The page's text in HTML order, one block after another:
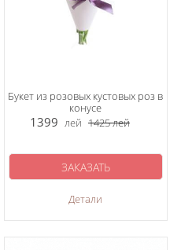
Букет из розовых кустовых роз в
конусе
1399 лей 1425лей
Детали
ЗАКАЗАТЬ